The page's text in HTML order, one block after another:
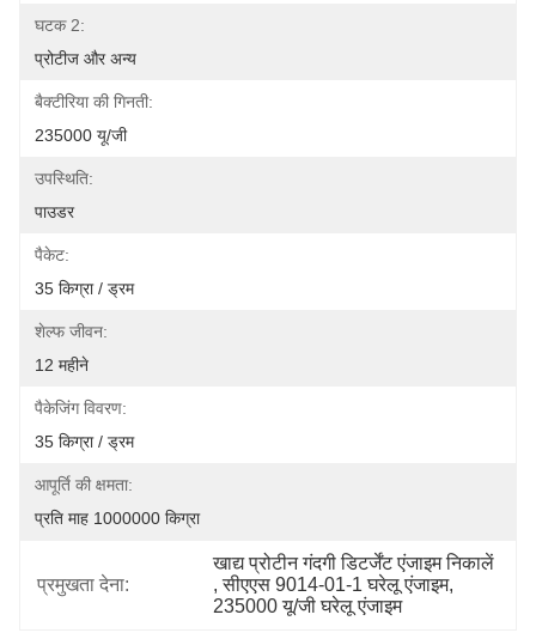
घटक 2:
प्रोटीज और अन्य
बैक्टीरिया की गिनती:
235000 यू/जी
उपस्थिति:
पाउडर
पैकेट:
35 किग्रा / ड्रम
शेल्फ जीवन:
12 महीने
पैकेजिंग विवरण:
35 किग्रा / ड्रम
आपूर्ति की क्षमता:
प्रति माह 1000000 किग्रा
प्रमुखता देना:
खाद्य प्रोटीन गंदगी डिटर्जेंट एंजाइम निकालें
, सीएएस 9014-01-1 घरेलू एंजाइम,
235000 यू/जी घरेलू एंजाइम